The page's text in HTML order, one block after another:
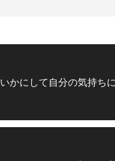
いかにして自分の気持ち